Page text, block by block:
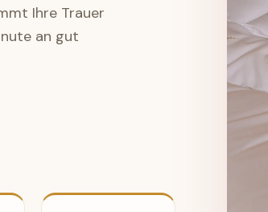
Ihre Trauer
an gut